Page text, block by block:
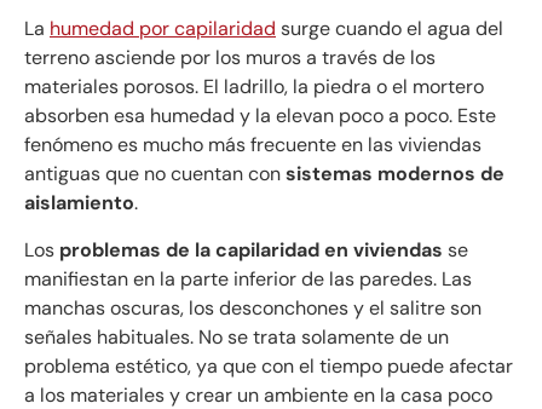
La humedad por capilaridad surge cuando el agua del
terreno asciende por los muros a través de los
materiales porosos. El ladrillo, la piedra o el mortero
absorben esa humedad y la elevan poco a poco. Este
fenómeno es mucho más frecuente en las viviendas
antiguas que no cuentan consistemas modernos de
aislamiento.
Los problemas de la capilaridad en viviendas se
manifiestan en la parte inferior de las paredes. Las
manchas oscuras, los desconchones y el salitre son
señales habituales. No se trata solamente de un
problema estético, ya que con el tiempo puede afectar
a los materiales y crear un ambiente en la casa poco